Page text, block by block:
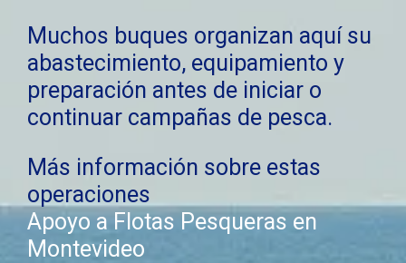
Muchos buques organizan aquí su
abastecimiento, equipamiento y
preparación antes de iniciar o
continuar campañas de pesca.
Más información sobre estas
operaciones
Apoyo a Flotas Pesqueras en
Montevideo